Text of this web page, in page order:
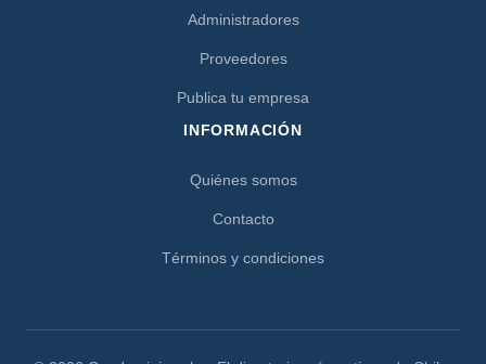
Administradores
Proveedores
Publica tu empresa
INFORMACIÓN
Quiénes somos
Contacto
Términos y condiciones